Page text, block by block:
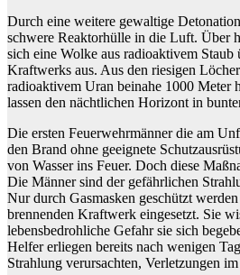
Durch eine weitere gewaltige
schwere Reaktorhülle in die Luft. Über
sich eine Wolke aus radioaktivem Staub
Kraftwerks aus. Aus den riesigen
radioaktivem Uran beinahe 1000 Meter
lassen den nächtlichen Horizont in
Die ersten Feuerwehrmänner die am
den Brand ohne geeignete
von Wasser ins Feuer. Doch diese
Die Männer sind der gefährlichen
Nur durch Gasmasken geschützt
brennenden Kraftwerk eingesetzt. Sie
lebensbedrohliche Gefahr sie sich
Helfer erliegen bereits nach wenigen
Strahlung verursachten, Verletzungen